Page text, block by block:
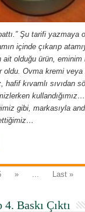
Şu tarifi yazmaya
içinde çıkarıp
ait olduğu ürün,
oldu. Ovma kremi
hafif kıvamlı sıvıdan
gibi, markasıyla
» Last »
Baskı Çıktı